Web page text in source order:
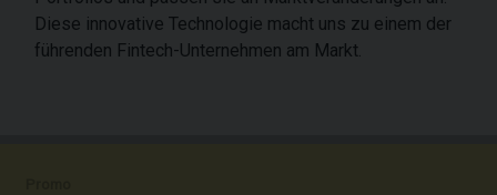
Diese innovative Technologie macht uns zu einem der
führenden Fintech-Unternehmen am Markt.